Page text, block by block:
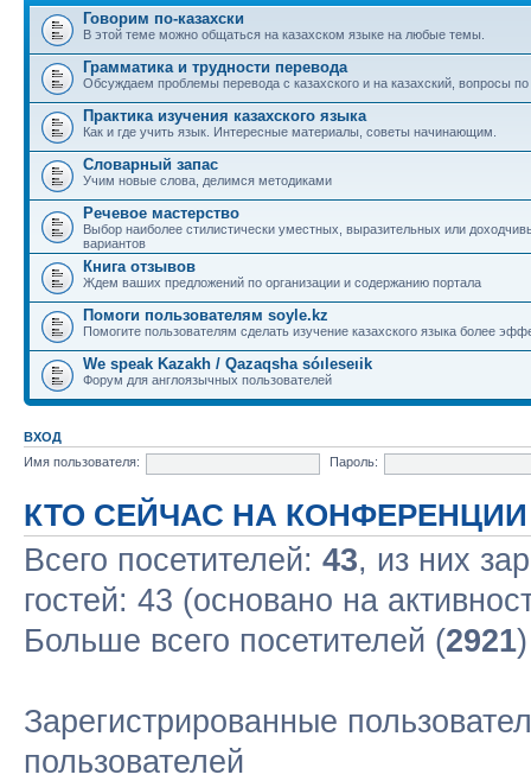
Говорим по-казахски
В этой теме можно общаться на казахском языке на любые темы.
Грамматика и трудности перевода
Обсуждаем проблемы перевода с казахского и на казахский, вопросы
Практика изучения казахского языка
Как и где учить язык. Интересные материалы, советы начинающим.
Словарный запас
Учим новые слова, делимся методиками
Речевое мастерство
Выбор наиболее стилистически уместных, выразительных или
вариантов
Книга отзывов
Ждем ваших предложений по организации и содержанию портала
Помоги пользователям soyle.kz
Помогите пользователям сделать изучение казахского языка более
We speak Kazakh / Qazaqsha sóıleseıik
Форум для англоязычных пользователей
ВХОД
Имя пользователя:
Пароль:
КТО СЕЙЧАС НА КОНФЕРЕНЦИИ
Всего посетителей: 43, из них
гостей: 43 (основано на
Больше всего посетителей (2921
Зарегистрированные
пользователей